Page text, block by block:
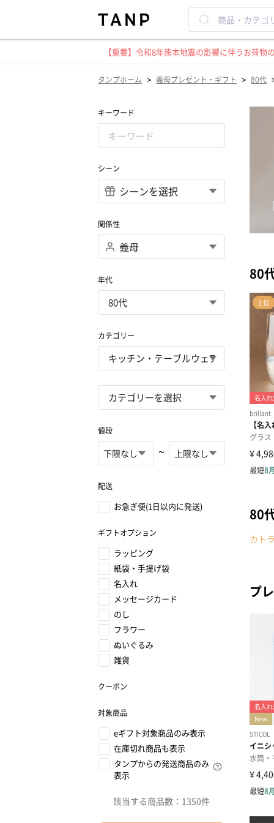
【重要】令和8年熊本地震の影響に伴うお荷
タンプホーム > 義母プレゼント・ギフト > 80代
キーワード
シーン
関係性
年代
カテゴリー
値段
~
配送
お急ぎ便(1日以内に発送)
ギフトオプション
ラッピング
紙袋・手提げ袋
名入れ
メッセージカード
のし
フラワー
ぬいぐるみ
雑貨
クーポン
対象商品
eギフト対象商品のみ表示
在庫切れ商品も表示
タンプからの発送商品のみ
表示
該当する商品数： 1350件
80
80
カト
プ